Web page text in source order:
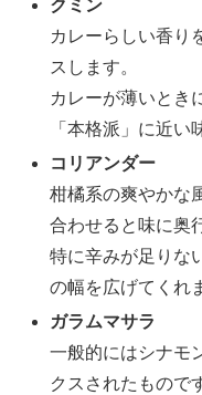
クミン
カレーらしい香り
スします。
カレーが薄いとき
「本格派」に近い
コリアンダー
柑橘系の爽やかな
合わせると味に奥
特に辛みが足りな
の幅を広げてくれ
ガラムマサラ
一般的にはシナモ
クスされたもので